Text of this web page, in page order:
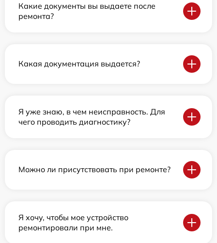
Какие документы вы выдаете после
ремонта?
Какая документация выдается?
Я уже знаю, в чем неисправность. Для
чего проводить диагностику?
Можно ли присутствовать при ремонте?
Я хочу, чтобы мое устройство
ремонтировали при мне.